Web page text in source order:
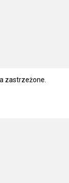
zastrzeżone.